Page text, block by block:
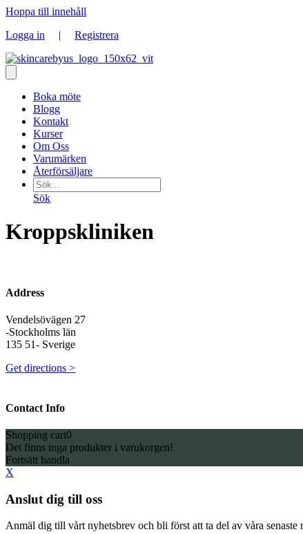
Hoppa till innehåll
Logga in | Registrera
Boka möte
Blogg
Kontakt
Kurser
Om Oss
Varumärken
Återförsäljare
Sök
Kroppskliniken
Address
Vendelsövägen 27
-Stockholms län
135 51- Sverige
Get directions >
Contact Info
Shopping cart0
Det finns inga produkter i varukorgen!
Fortsätt handla
X
Anslut dig till oss
Anmäl dig till vårt nyhetsbrev och bli först att ta del av våra